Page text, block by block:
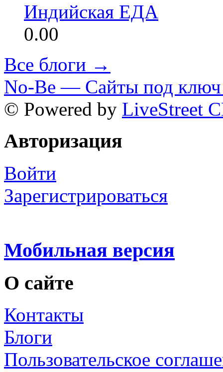
Индийская ЕДА
0.00
Все блоги →
No-Be — Сайты под ключ
© Powered by LiveStreet
Авторизация
Войти
Зарегистрироваться
Мобильная версия
О сайте
Контакты
Блоги
Пользовательское